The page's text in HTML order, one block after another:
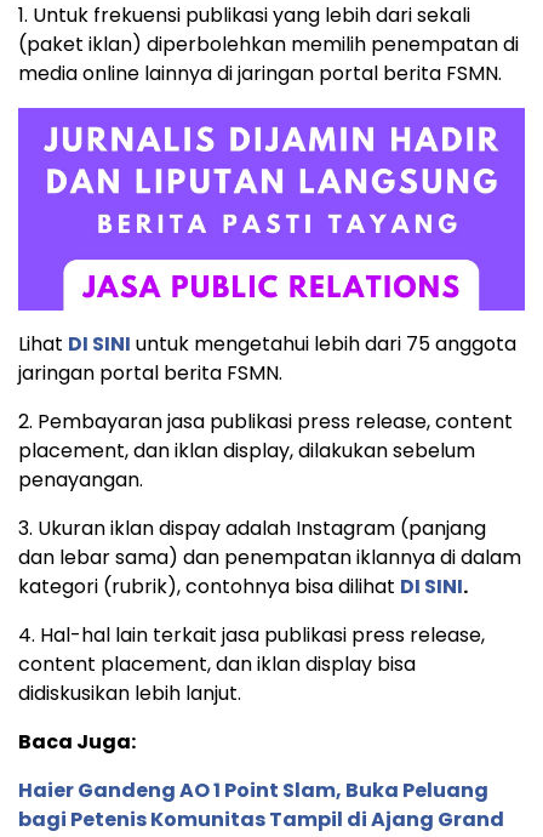
1. Untuk frekuensi publikasi yang lebih dari sekali
(paket iklan) diperbolehkan memilih penempatan di
media online lainnya di jaringan portal berita FSMN.
Lihat DI SINI untuk mengetahui lebih dari 75 anggota
jaringan portal berita FSMN.
2. Pembayaran jasa publikasi press release, content
placement, dan iklan display, dilakukan sebelum
penayangan.
3. Ukuran iklan dispay adalah Instagram (panjang
dan lebar sama) dan penempatan iklannya di dalam
kategori (rubrik), contohnya bisa dilihat DI SINI.
4. Hal-hal lain terkait jasa publikasi press release,
content placement, dan iklan display bisa
didiskusikan lebih lanjut.
Baca Juga:
Haier Gandeng AO 1 Point Slam, Buka Peluang
bagi Petenis Komunitas Tampil di Ajang Grand